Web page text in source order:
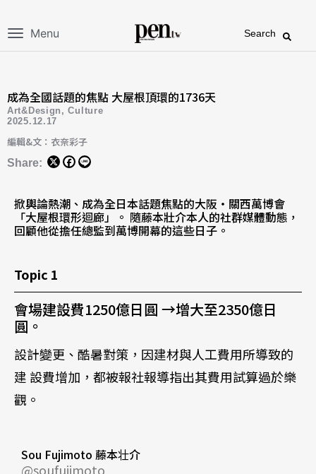
Menu Search
成為全國話題的焦點 大屋根頂環的1736天
Art&Design ,Culture
2025.12.17
編輯&文：衣奈彩子
Share:
掀輿論熱潮、成為全日本話題焦點的大阪・關西萬博會
「大屋根環形迴廊」。 隨藤本壯介本人的社群媒體動態，
回顧他從擔任總監到萬博開幕的這些日子。
Topic 1
會場建設費1250億日圓 →增大至2350億日
圓。
設計變更、酷暑對策，因建材與人工費用所導致的
建 設費增加，都被報社報導指出其費用試算過於樂
觀。
Sou Fujimoto 藤本壮介
@soufujimoto